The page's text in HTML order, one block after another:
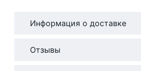
Информация о доставке
Отзывы